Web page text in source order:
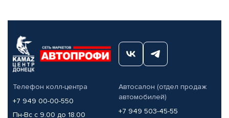
Телефон колл-центра
+7 949 00-00-550
Пн-Вс с 9.00 до 18.00
Автосалон (отдел продаж
автомобилей)
+7 949 503-45-55